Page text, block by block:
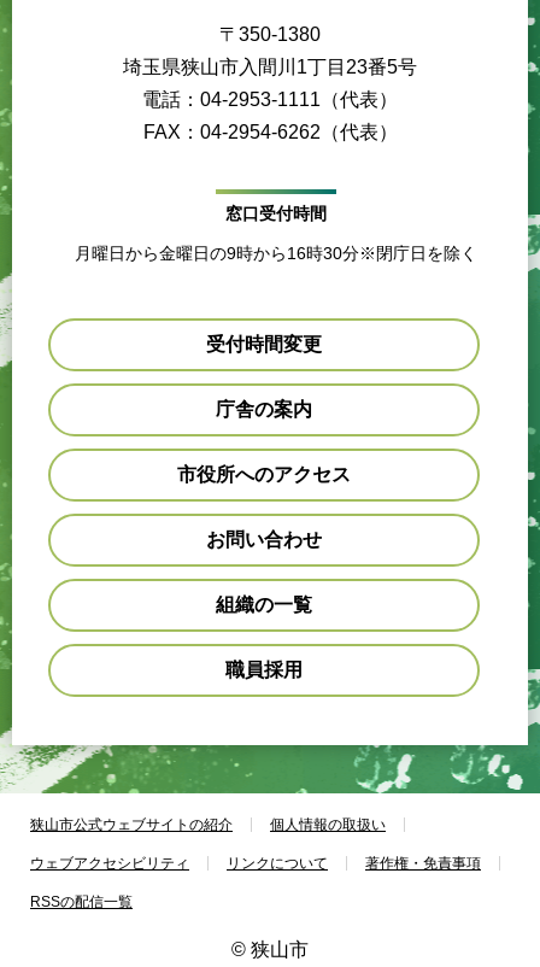
〒350-1380
埼玉県狭山市入間川1丁目23番5号
電話：04-2953-1111（代表）
FAX：04-2954-6262（代表）
窓口受付時間
月曜日から金曜日の9時から16時30分※閉庁日を除く
受付時間変更
庁舎の案内
市役所へのアクセス
お問い合わせ
組織の一覧
職員採用
狭山市公式ウェブサイトの紹介 個人情報の取扱い
ウェブアクセシビリティ リンクについて 著作権・免責事項
RSSの配信一覧
© 狭山市